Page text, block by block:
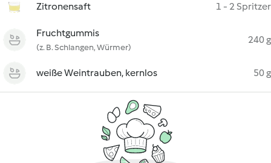
Zitronensaft 1 - 2 Spritzer
Fruchtgummis
(z. B. Schlangen, Würmer)
240 g
weiße Weintrauben, kernlos 50 g